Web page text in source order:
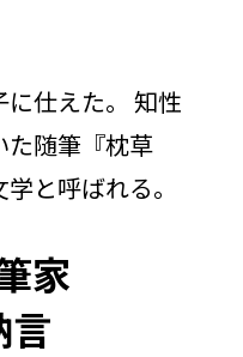
仕えた。 知性
た随筆『枕草
と呼ばれる。
家
言